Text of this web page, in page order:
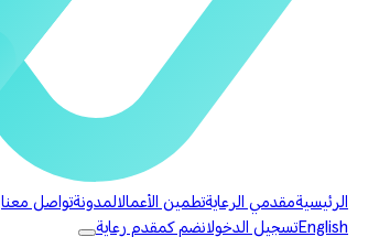
الرئيسيةمقدمي الرعايةتطمين الأعمالالمدونةتواصل معنا
English تسجيل الدخولانضم كمقدم رعاية